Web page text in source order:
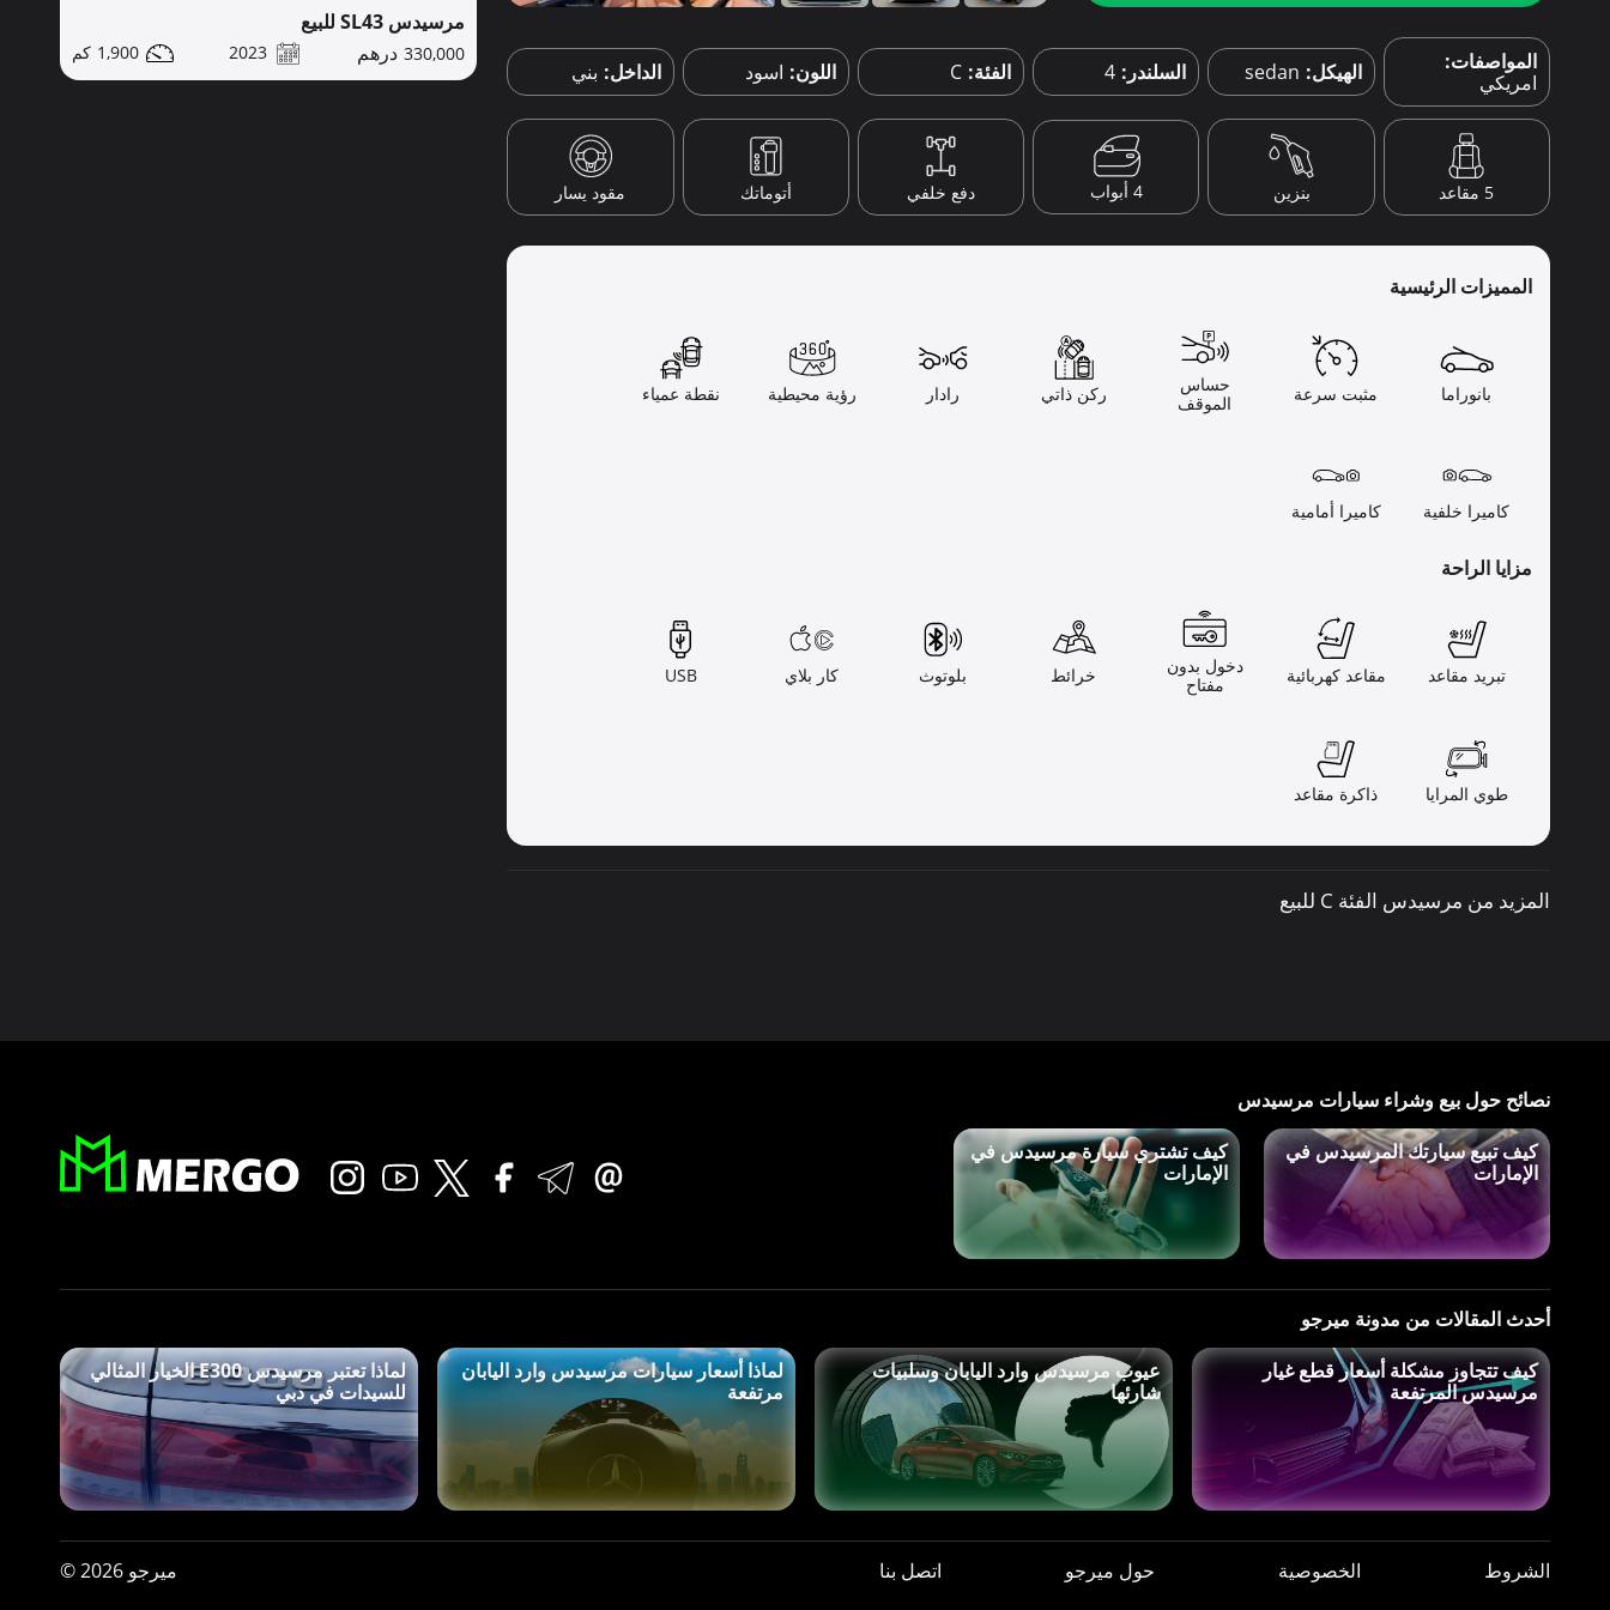
المواصفات:
امريكي
الهيكل: sedan السلندر: 4 الفئة: C اللون: اسود الداخل: بني
5 مقاعد بنزين 4 أبواب دفع خلفي أتوماتك مقود يسار
المميزات الرئيسية
بانوراما مثبت سرعة
حساس
الموقف
ركن ذاتي رادار رؤية محيطية نقطة عمياء
كاميرا خلفية كاميرا أمامية
مزايا الراحة
تبريد مقاعد مقاعد كهربائية
دخول بدون
مفتاح
خرائط بلوتوث كار بلاي USB
طوي المرايا ذاكرة مقاعد
المزيد من مرسيدس الفئة C للبيع
مرسيدس SL43 للبيع
330,000
2023
1,900
نصائح حول بيع وشراء سيارات مرسيدس
كيف تبيع سيارتك المرسيدس في
الإمارات
كيف تشتري سيارة مرسيدس في
الإمارات
أحدث المقالات من مدونة ميرجو
كيف تتجاوز مشكلة أسعار قطع غيار
مرسيدس المرتفعة
عيوب مرسيدس وارد اليابان وسلبيات
شارئها
لماذا أسعار سيارات مرسيدس وارد اليابان
مرتفعة
لماذا تعتبر مرسيدس E300 الخيار المثالي
للسيدات في دبي
الشروط الخصوصية حول ميرجو اتصل بنا ميرجو 2026 ©